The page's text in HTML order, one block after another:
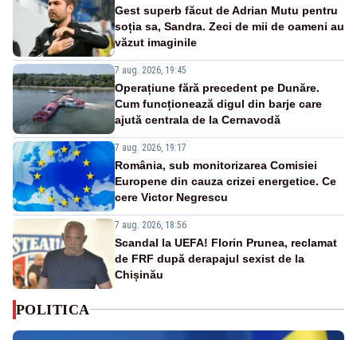
Gest superb făcut de Adrian Mutu pentru
soția sa, Sandra. Zeci de mii de oameni au
văzut imaginile
7 aug. 2026, 19:45
Operațiune fără precedent pe Dunăre.
Cum funcționează digul din barje care
ajută centrala de la Cernavodă
7 aug. 2026, 19:17
România, sub monitorizarea Comisiei
Europene din cauza crizei energetice. Ce
cere Victor Negrescu
7 aug. 2026, 18:56
Scandal la UEFA! Florin Prunea, reclamat
de FRF după derapajul sexist de la
Chișinău
POLITICA